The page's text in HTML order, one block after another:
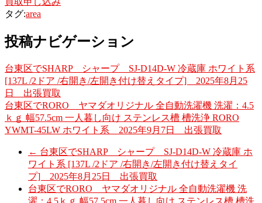
タグ:area
投稿ナビゲーション
台東区でSHARP シャープ SJ-D14D-W 冷蔵庫 ホワイト系
[137L /2ドア /右開き/左開き付け替えタイプ] 2025年8月25
日 出張買取
台東区でRORO ヤマダオリジナル 全自動洗濯機 洗濯：4.5
ｋｇ 幅57.5cm 一人暮し向け ステンレス槽 槽洗浄 RORO
YWMT-45LW ホワイト系 2025年9月7日 出張買取
← 台東区でSHARP シャープ SJ-D14D-W 冷蔵庫 ホ
ワイト系 [137L /2ドア /右開き/左開き付け替えタイ
プ] 2025年8月25日 出張買取
台東区でRORO ヤマダオリジナル 全自動洗濯機 洗
濯：4.5ｋｇ 幅57.5cm 一人暮し向け ステンレス槽 槽洗